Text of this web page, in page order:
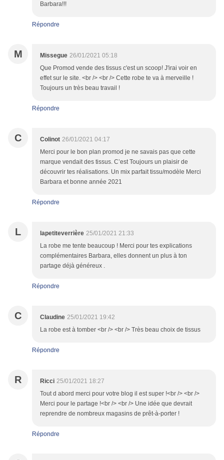
Barbara!!!
Répondre
M Missegue 26/01/2021 05:18
Que Promod vende des tissus c'est un scoop! J'irai voir en
effet sur le site. <br /> <br /> Cette robe te va à merveille !
Toujours un très beau travail !
Répondre
C Colinot 26/01/2021 04:17
Merci pour le bon plan promod je ne savais pas que cette
marque vendait des tissus. C’est Toujours un plaisir de
découvrir tes réalisations. Un mix parfait tissu/modèle Merci
Barbara et bonne année 2021
Répondre
L lapetiteverrière 25/01/2021 21:33
La robe me tente beaucoup ! Merci pour tes explications
complémentaires Barbara, elles donnent un plus à ton
partage déjà généreux .
Répondre
C Claudine 25/01/2021 19:42
La robe est à tomber <br /> <br /> Très beau choix de tissus
Répondre
R Ricci 25/01/2021 18:27
Tout d abord merci pour votre blog il est super !<br /> <br />
Merci pour le partage !<br /> <br /> Une idée que devrait
reprendre de nombreux magasins de prêt-à-porter !
Répondre